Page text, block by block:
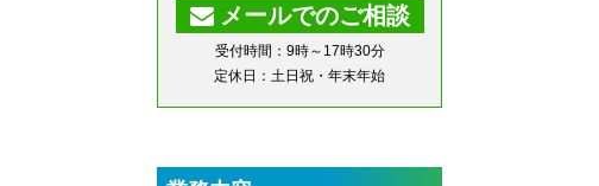
メールでのご相談
受付時間：9時～17時30分
定休日：土日祝・年末年始